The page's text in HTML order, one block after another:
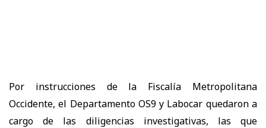
Por instrucciones de la Fiscalía Metropolitana
Occidente, el Departamento OS9 y Labocar quedaron a
cargo de las diligencias investigativas, las que